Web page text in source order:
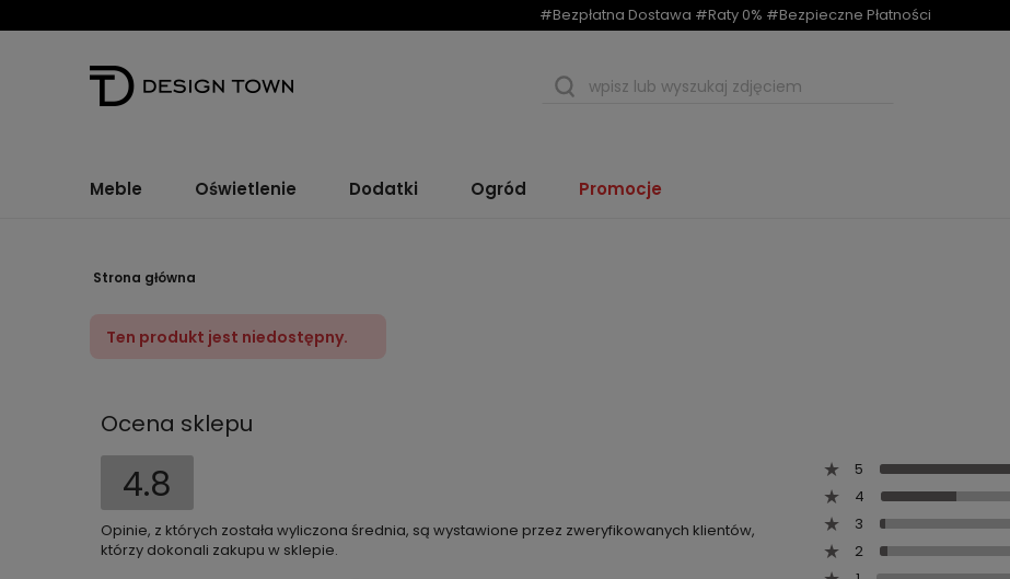
#Bezpłatna Dostawa #Raty 0% #Bezpieczne Płatności
Meble Oświetlenie Dodatki Ogród Promocje
Strona główna
Ten produkt jest niedostępny.
Ocena sklepu
4.8
Opinie, z których została wyliczona średnia, są wystawione przez zweryfikowanych klientów,
którzy dokonali zakupu w sklepie.
5
4
3
2